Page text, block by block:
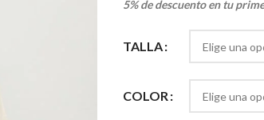
5% de descuento en tu
TALLA
COLOR